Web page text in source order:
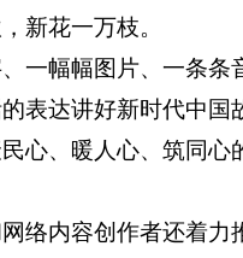
新花一万枝。
一幅幅图片、一条条
表达讲好新时代中国
心、暖人心、筑同心
络内容创作者还着力